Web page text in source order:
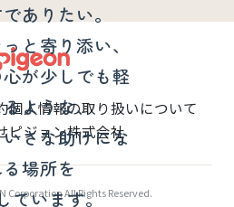
ありたい。
と寄り添い、
が少しでも軽
ような、
さな助けにな
場所を
ています。
個人情報の取り扱いについて
ピジョン株式会社
Corporation All Rights Reserved.